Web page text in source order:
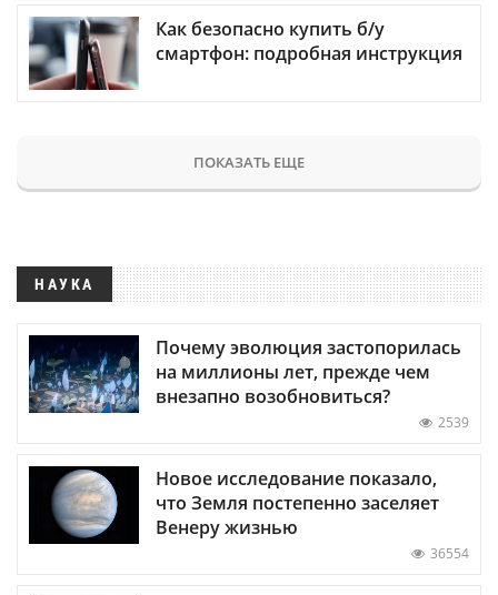
Как безопасно купить б/у
смартфон: подробная инструкция
ПОКАЗАТЬ ЕЩЕ
НАУКА
Почему эволюция застопорилась
на миллионы лет, прежде чем
внезапно возобновиться?
2539
Новое исследование показало,
что Земля постепенно заселяет
Венеру жизнью
36554